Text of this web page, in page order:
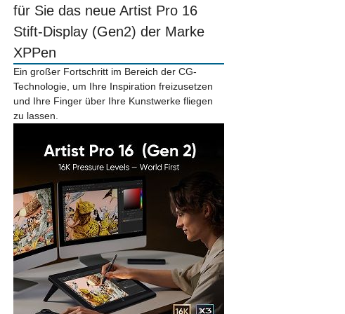
für Sie das neue Artist Pro 16
Stift-Display (Gen2) der Marke
XPPen
Ein großer Fortschritt im Bereich der CG-
Technologie, um Ihre Inspiration freizusetzen
und Ihre Finger über Ihre Kunstwerke fliegen
zu lassen.